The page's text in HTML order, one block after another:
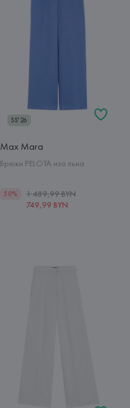
SS'26
Max Mara
Брюки PELOTA изо льна
50%
1 489,99 BYN
749,99 BYN